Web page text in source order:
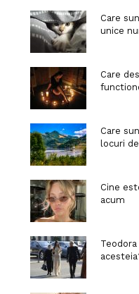
Care
unice
Care
Care
locuri
Cine
acum